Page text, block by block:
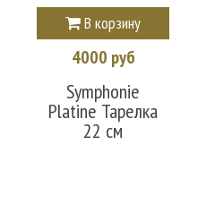
В корзину
4000 руб
Symphonie
Platine Тарелка
22 см